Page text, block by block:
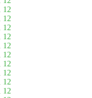
12
12
12
12
12
12
12
12
12
12